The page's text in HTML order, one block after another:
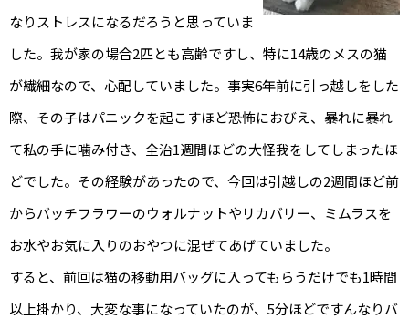
なりストレスになるだろうと思っていま
した。我が家の場合2匹とも高齢ですし、特に14歳のメスの猫
が繊細なので、心配していました。事実6年前に引っ越しをした
際、その子はパニックを起こすほど恐怖におびえ、暴れに暴れ
て私の手に噛み付き、全治1週間ほどの大怪我をしてしまったほ
どでした。その経験があったので、今回は引越しの2週間ほど前
からバッチフラワーのウォルナットやリカバリー、ミムラスを
お水やお気に入りのおやつに混ぜてあげていました。
すると、前回は猫の移動用バッグに入ってもらうだけでも1時間
以上掛かり、大変な事になっていたのが、5分ほどですんなりバ